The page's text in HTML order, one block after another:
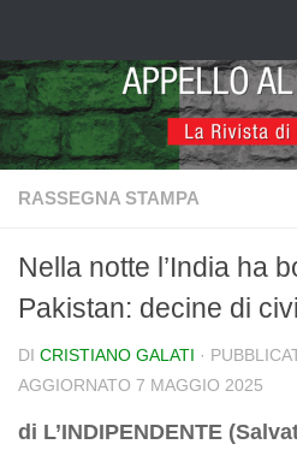
RASSEGNA STAMPA
Nella notte l’India ha
Pakistan: decine di
DI CRISTIANO GALATI ·
AGGIORNATO 7 MAGGIO 2025
di L’INDIPENDENTE